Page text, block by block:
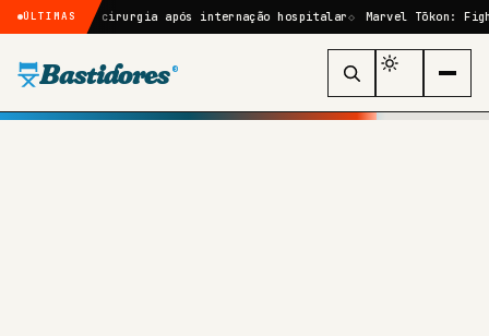
ÚLTIMAS
por cirurgia após internação hospitalar Marvel Tōkon: Fighting
Bastidores ®